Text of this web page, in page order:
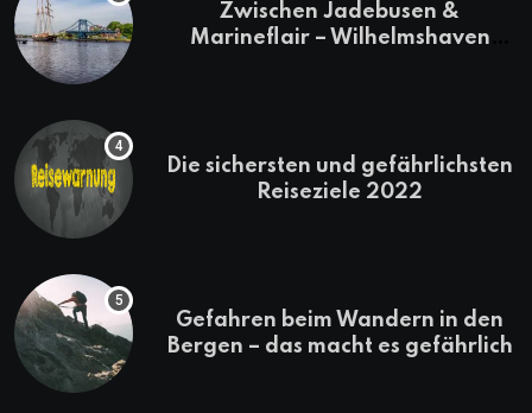
Zwischen Jadebusen &
Marineflair – Wilhelmshaven
Die sichersten und gefährlichsten
Reiseziele 2022
Gefahren beim Wandern in den
Bergen – das macht es gefährlich